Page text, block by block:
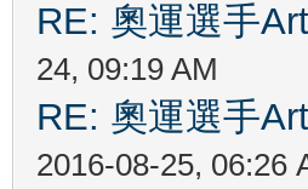
RE: 奧運選手
24, 09:19 AM
RE: 奧運選手
2016-08-25, 06:26